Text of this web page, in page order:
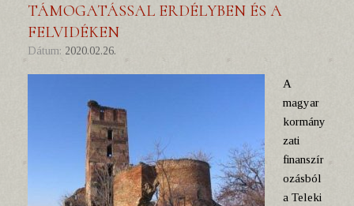
TÁMOGATÁSSAL ERDÉLYBEN ÉS A
FELVIDÉKEN
Dátum: 2020.02.26.
A
magyar
kormány
zati
finanszír
ozásból
a Teleki